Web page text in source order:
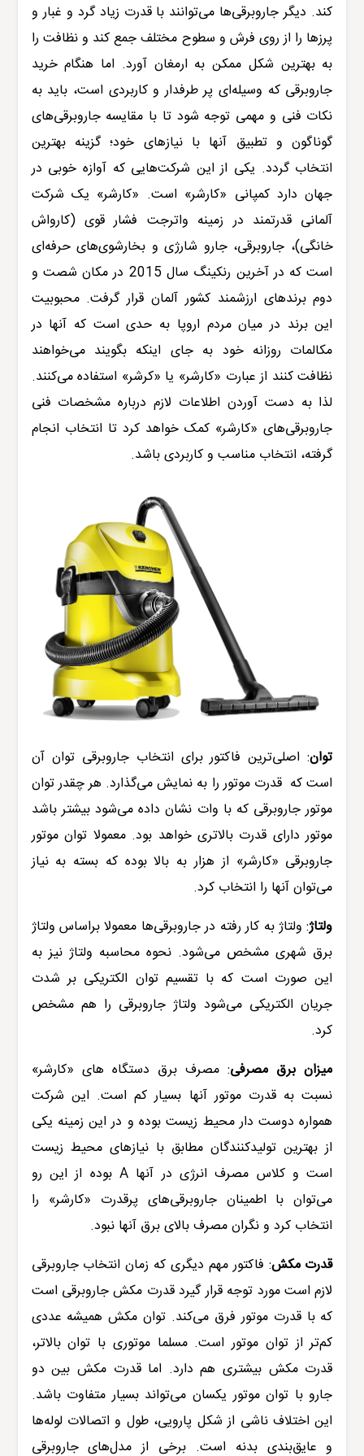
کند. دیگر جاروبرقی‌ها می‌توانند با قدرت زیاد گرد و غبار و
پرزها را از روی فرش و سطوح مختلف جمع کند و نظافت را
به بهترین شکل ممکن به ارمغان آورد. اما هنگامخرید
جاروبرقی که وسیله‌ای پر طرفدار و کاربردی است، باید به
نکات فنی و مهمی توجه شود تا با مقایسه جاروبرقی‌های
گوناگون و تطبیق آنها با نیازهای خود؛ گزینه بهترین
انتخاب گردد. یکی از این شرکت‌هایی که آوازه خوبی در
جهان دارد کمپانی «کارشر» است. «کارشر» یک شرکت
آلمانی قدرتمند در زمینه واترجت فشار قوی (کارواش
خانگی)، جاروبرقی،جارو شارژیو بخارشوی‌های حرفه‌ای
است که در آخرین رنکینگ سال 2015 در مکان شصت و
دوم برندهای ارزشمند کشور آلمان قرار گرفت. محبوبیت
این برند در میان مردم اروپا به حدی است که آنها در
مکالمات روزانه خود به جای اینکه بگویند می‌خواهند
نظافت کنند از عبارت «کارشر» یا «کرشر» استفاده می‌کنند.
لذا به دست آوردن اطلاعات لازم درباره مشخصات فنی
جاروبرقی‌های «کارشر» کمک خواهد کرد تا انتخاب انجام
گرفته، انتخاب مناسب و کاربردی باشد.
توان:اصلی‌ترین فاکتور برای انتخاب جاروبرقی توان آن
است که قدرت موتور را به نمایش می‌گذارد. هر چقدر توان
موتورجاروبرقی که با وات نشان داده می‌شود بیشتر باشد
موتور دارای قدرت بالاتری خواهد بود. معمولا توان موتور
جاروبرقی «کارشر» از هزار به بالا بوده که بسته به نیاز
می‌توان آنها را انتخاب کرد.
ولتاژ: ولتاژ به کار رفته درجاروبرقی‌ها معمولا براساس ولتاژ
برق شهری مشخص می‌شود. نحوه محاسبه ولتاژ نیز به
این صورت است که با تقسیم توان الکتریکی بر شدت
جریان الکتریکی می‌شود ولتاژ جاروبرقی را هم مشخص
کرد.
میزان برق مصرفی:مصرف برق دستگاه های «کارشر»
نسبت به قدرت موتور آنها بسیار کم است. این شرکت
همواره دوست دار محیط زیست بوده و در این زمینه یکی
از بهترین تولیدکنندگان مطابق با نیازهای محیط زیست
است و کلاس مصرف انرژی در آنها Aبوده از این رو
می‌توان با اطمینانجاروبرقی‌های پرقدرت «کارشر» را
انتخاب کرد و نگران مصرف بالای برق آنها نبود.
قدرت مکش: فاکتور مهم دیگری که زمان انتخاب جاروبرقی
لازم است مورد توجه قرار گیرد قدرت مکش جاروبرقی است
که با قدرت موتور فرق می‌کند. توان مکش همیشه عددی
کم‌تر از توان موتور است. مسلما موتوری با توان بالاتر،
قدرت مکش بیشتری هم دارد. اما قدرت مکش بین دو
جارو با توان موتور یکسان می‌تواند بسیار متفاوت باشد.
این اختلاف ناشی از شکل پارویی، طول و اتصالات لوله‌ها
و عایق‌بندی بدنه است. برخی از مدل‌های جاروبرقی